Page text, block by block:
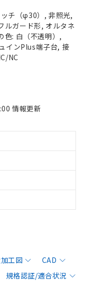
チ（φ30）, 非照光,
ルガード形, オルタネ
色: 白（不透明）,
インPlus端子台, 接
NC
情報更新
工図
CAD
規格認証/適合状況